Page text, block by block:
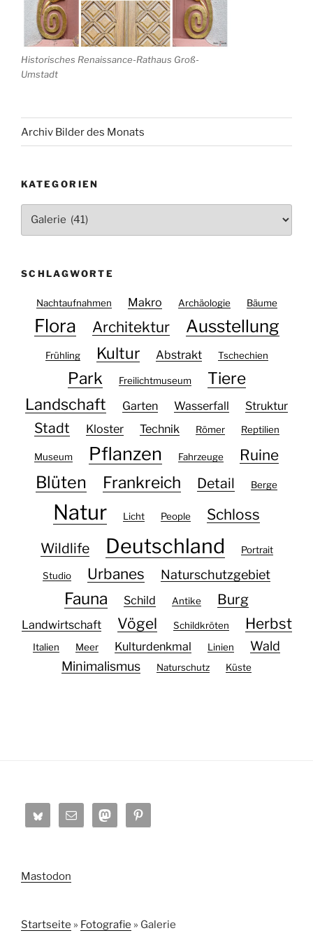
Historisches Renaissance-Rathaus Groß-
Umstadt
Archiv Bilder des Monats
KATEGORIEN
Kategorien
SCHLAGWORTE
Nachtaufnahmen Makro Archäologie Bäume
Flora Architektur Ausstellung
Frühling Kultur Abstrakt Tschechien
Park Freilichtmuseum Tiere
Landschaft Garten Wasserfall Struktur
Stadt Kloster Technik Römer Reptilien
Museum Pflanzen Fahrzeuge Ruine
Blüten Frankreich Detail Berge
Natur Licht People Schloss
Wildlife Deutschland Portrait
Studio Urbanes Naturschutzgebiet
Fauna Schild Antike Burg
Landwirtschaft Vögel Schildkröten Herbst
Italien Meer Kulturdenkmal Linien
Wald
Minimalismus
Naturschutz Küste
Mastodon
Startseite » Fotografie » Galerie